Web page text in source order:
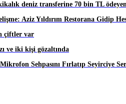
deniz transferine 70 bin TL
Aziz Yıldırım Restorana Gidip
çiftler var
ve iki kişi gözaltında
Sehpasını Fırlatıp Seyirciye